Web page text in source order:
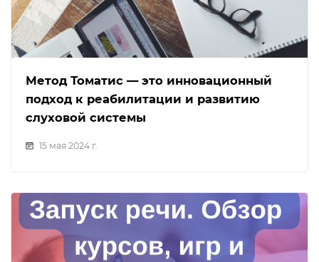
Метод Томатис — это инновационный
подход к реабилитации и развитию
слуховой системы
15 мая 2024 г.